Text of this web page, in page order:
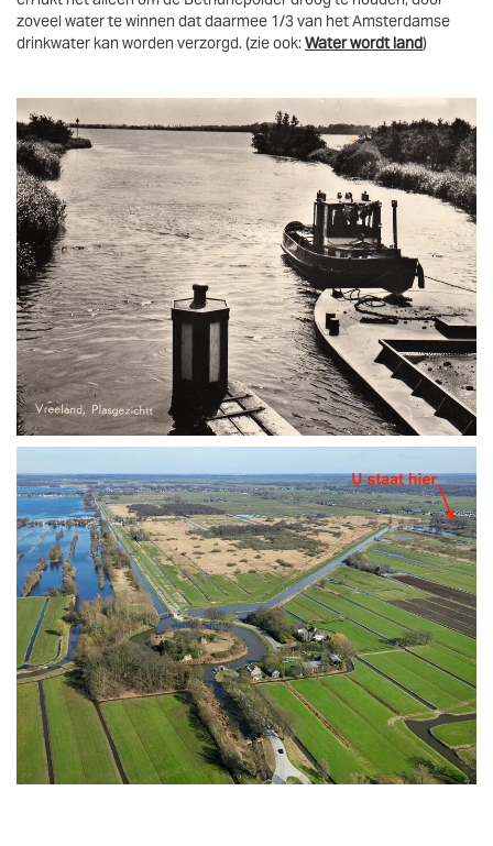
zoveel water te winnen dat daarmee 1/3 van het Amsterdamse
drinkwater kan worden verzorgd. (zie ook:Water wordt land)
Vergroten
Vergroten